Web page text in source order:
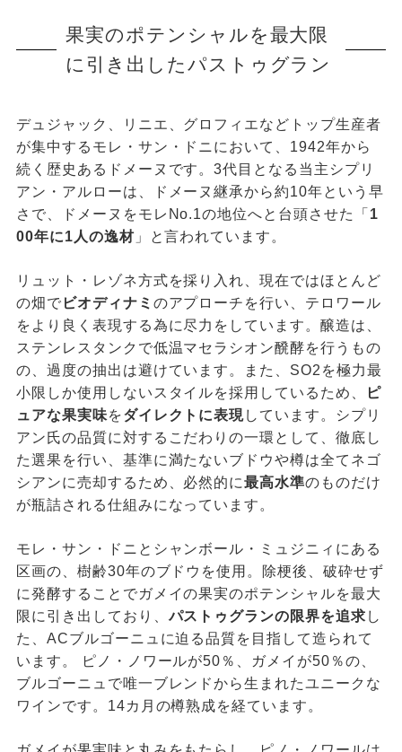
果実のポテンシャルを最大限
に引き出したパストゥグラン
デュジャック、リニエ、グロフィエなどトップ生産者
が集中するモレ・サン・ドニにおいて、1942年から
続く歴史あるドメーヌです。3代目となる当主シプリ
アン・アルローは、ドメーヌ継承から約10年という早
さで、ドメーヌをモレNo.1の地位へと台頭させた「 1
00年に1人の逸材」と言われています。
リュット・レゾネ方式を採り入れ、現在ではほとんど
の畑で ビオディナミ のアプローチを行い、テロワール
をより良く表現する為に尽力をしています。醸造は、
ステンレスタンクで低温マセラシオン醗酵を行うもの
の、過度の抽出は避けています。また、SO2を極力最
小限しか使用しないスタイルを採用しているため、
ピ
ュアな果実味をダイレクトに表現しています。シプリ
アン氏の品質に対するこだわりの一環として、徹底し
た選果を行い、基準に満たないブドウや樽は全てネゴ
シアンに売却するため、必然的に最高水準のものだけ
が瓶詰される仕組みになっています。
モレ・サン・ドニとシャンボール・ミュジニィにある
区画の、樹齢30年のブドウを使用。除梗後、破砕せず
に発酵することでガメイの果実のポテンシャルを最大
限に引き出しており、パストゥグランの限界を追求 し
た、ACブルゴーニュに迫る品質を目指して造られて
います。 ピノ・ノワールが50％、ガメイが50％の、
ブルゴーニュで唯一ブレンドから生まれたユニークな
ワインです。14カ月の樽熟成を経ています。